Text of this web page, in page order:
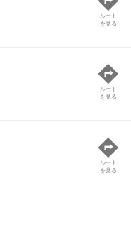
ルート
を見る
ルート
を見る
ルート
を見る